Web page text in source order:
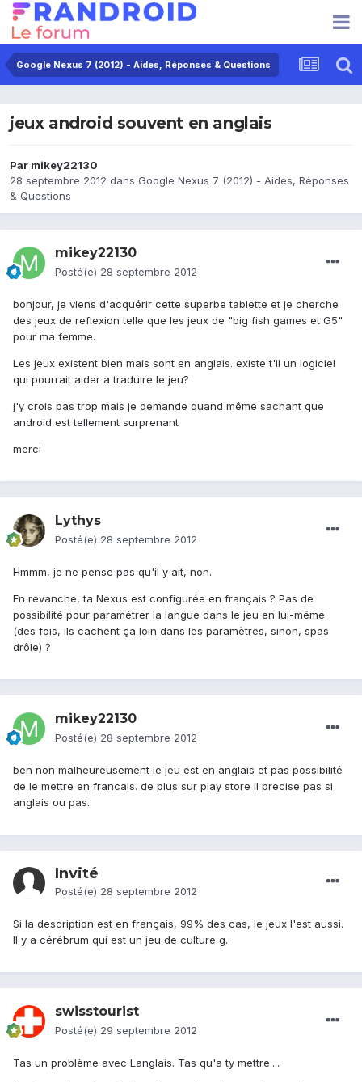
Google Nexus 7 (2012) - Aides, Réponses & Questions
jeux android souvent en anglais
Par mikey22130
28 septembre 2012 dans Google Nexus 7 (2012) - Aides, Réponses
& Questions
mikey22130
Posté(e) 28 septembre 2012
bonjour, je viens d'acquérir cette superbe tablette et je cherche
des jeux de reflexion telle que les jeux de "big fish games et G5"
pour ma femme.
Les jeux existent bien mais sont en anglais. existe t'il un logiciel
qui pourrait aider a traduire le jeu?
j'y crois pas trop mais je demande quand même sachant que
android est tellement surprenant
merci
Lythys
Posté(e) 28 septembre 2012
Hmmm, je ne pense pas qu'il y ait, non.
En revanche, ta Nexus est configurée en français ? Pas de
possibilité pour paramétrer la langue dans le jeu en lui-même
(des fois, ils cachent ça loin dans les paramètres, sinon, spas
drôle) ?
mikey22130
Posté(e) 28 septembre 2012
ben non malheureusement le jeu est en anglais et pas possibilité
de le mettre en francais. de plus sur play store il precise pas si
anglais ou pas.
Invité
Posté(e) 28 septembre 2012
Si la description est en français, 99% des cas, le jeux l'est aussi.
Il y a cérébrum qui est un jeu de culture g.
swisstourist
Posté(e) 29 septembre 2012
Tas un problème avec Langlais. Tas qu'a ty mettre....